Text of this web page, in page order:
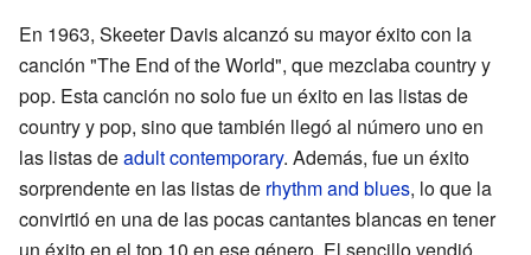
En 1963, Skeeter Davis alcanzó su mayor éxito con la
canción "The End of the World", que mezclaba country y
pop. Esta canción no solo fue un éxito en las listas de
country y pop, sino que también llegó al número uno en
las listas deadult contemporary. Además, fue un éxito
sorprendente en las listas de rhythm and blues, lo que la
convirtió en una de las pocas cantantes blancas en tener